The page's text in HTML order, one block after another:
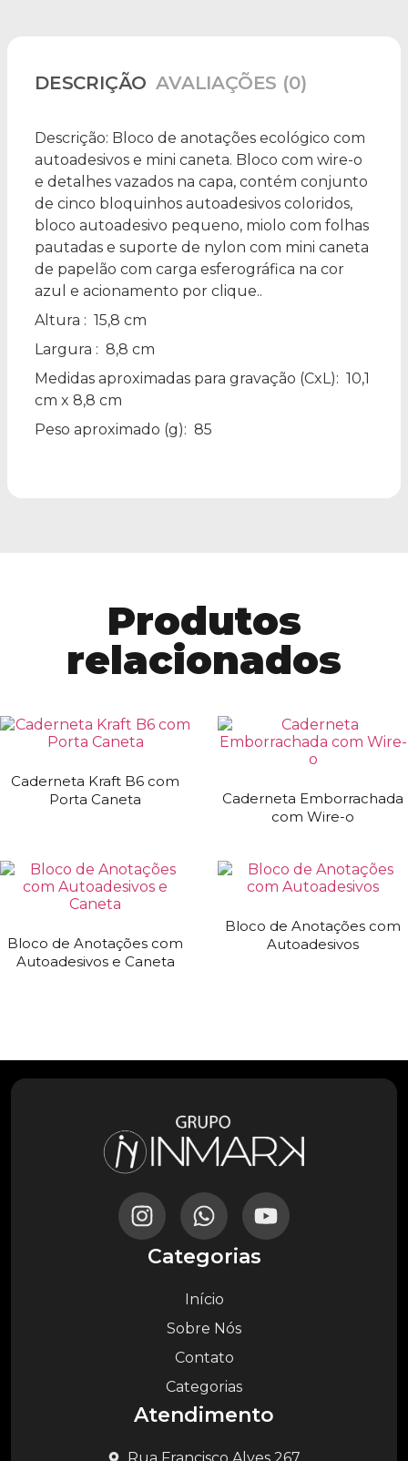
DESCRIÇÃO AVALIAÇÕES (0)
Descrição: Bloco de anotações ecológico com
autoadesivos e mini caneta. Bloco com wire-o
e detalhes vazados na capa, contém conjunto
de cinco bloquinhos autoadesivos coloridos,
bloco autoadesivo pequeno, miolo com folhas
pautadas e suporte de nylon com mini caneta
de papelão com carga esferográfica na cor
azul e acionamento por clique..
Altura : 15,8 cm
Largura : 8,8 cm
Medidas aproximadas para gravação (CxL): 10,1
cm x 8,8 cm
Peso aproximado (g): 85
Produtos
relacionados
Caderneta Kraft B6 com
Porta Caneta
Caderneta Emborrachada
com Wire-o
Bloco de Anotações com
Autoadesivos e Caneta
Bloco de Anotações com
Autoadesivos
Categorias
Início
Sobre Nós
Contato
Categorias
Atendimento